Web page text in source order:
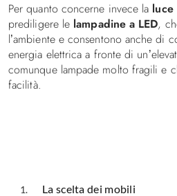
Per quanto concerne invece la luce
prediligere le lampadine a LED,
l’ambiente e consentono anche di
energia elettrica a fronte di
comunque lampade molto fragili e
facilità.
La scelta dei mobili